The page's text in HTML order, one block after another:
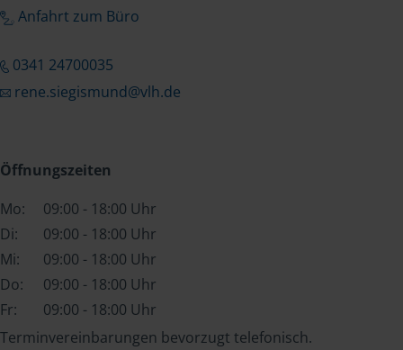
Anfahrt zum Büro
0341 24700035
rene.siegismund@vlh.de
Öffnungszeiten
Mo:
09:00 - 18:00 Uhr
Di:
09:00 - 18:00 Uhr
Mi:
09:00 - 18:00 Uhr
Do:
09:00 - 18:00 Uhr
Fr:
09:00 - 18:00 Uhr
Terminvereinbarungen bevorzugt telefonisch.